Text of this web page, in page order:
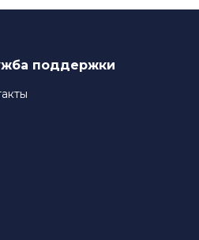
поддержки